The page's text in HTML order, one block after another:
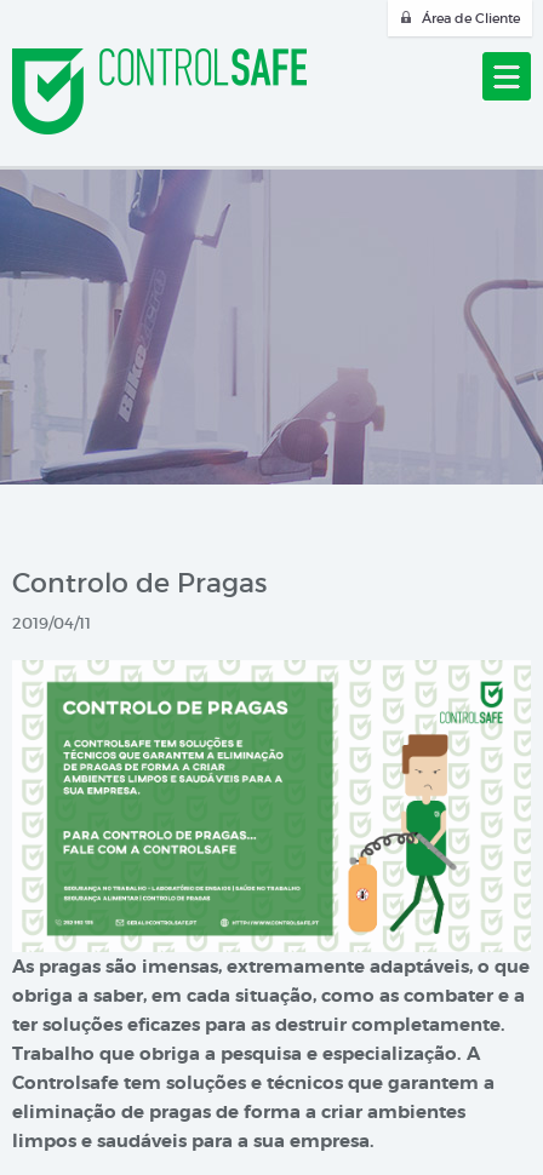
Área de Cliente
Controlo de Pragas
2019/04/11
As pragas são imensas, extremamente adaptáveis, o que
obriga a saber, em cada situação, como as combater e a
ter soluções eficazes para as destruir completamente.
Trabalho que obriga a pesquisa e especialização. A
Controlsafe tem soluções e técnicos que garantem a
eliminação de pragas de forma a criar ambientes
limpos e saudáveis para a sua empresa.